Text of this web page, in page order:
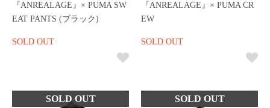
『ANREALAGE』× PUMA SW
EAT PANTS (ブラック)
SOLD OUT
『ANREALAGE』× PUMA CR
EW
SOLD OUT